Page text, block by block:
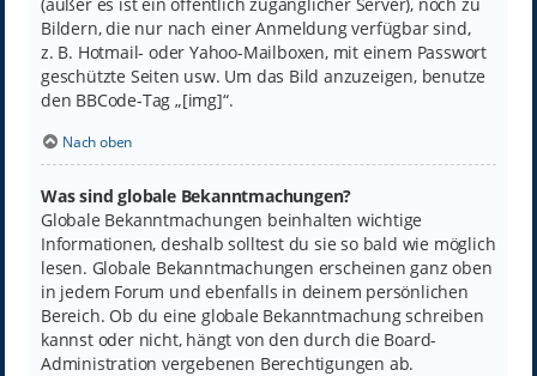
Bildern, die nur nach einer Anmeldung verfügbar sind,
z. B. Hotmail- oder Yahoo-Mailboxen, mit einem Passwort
geschützte Seiten usw. Um das Bild anzuzeigen, benutze
den BBCode-Tag „[img]“.
Nach oben
Was sind globale Bekanntmachungen?
Globale Bekanntmachungen beinhalten wichtige
Informationen, deshalb solltest du sie so bald wie möglich
lesen. Globale Bekanntmachungen erscheinen ganz oben
in jedem Forum und ebenfalls in deinem persönlichen
Bereich. Ob du eine globale Bekanntmachung schreiben
kannst oder nicht, hängt von den durch die Board-
Administration vergebenen Berechtigungen ab.